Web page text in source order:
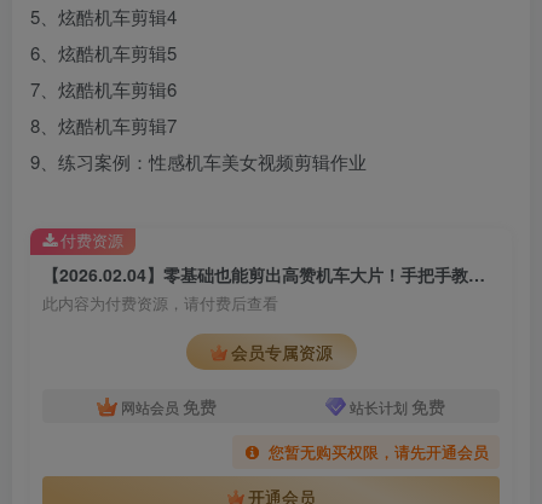
5、炫酷机车剪辑4
6、炫酷机车剪辑5
7、炫酷机车剪辑6
8、炫酷机车剪辑7
9、练习案例：性感机车美女视频剪辑作业
【2026.02.04】零基础也能剪出高赞机车大片！手把手教你运镜卡点、特效调色，吸粉变现全攻略
此内容为付费资源，请付费后查看
会员专属资源
网站会员 免费 站长计划 免费
您暂无购买权限，请先开通会员
开通会员
付费资源